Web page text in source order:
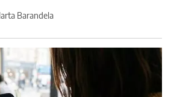
Barandela